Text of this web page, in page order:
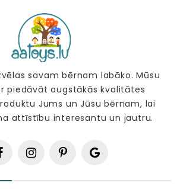
savam bērnam labāko. Mūsu
piedāvāt augstākās kvalitātes
Jums un Jūsu bērnam, lai
attīstību interesantu un jautru.